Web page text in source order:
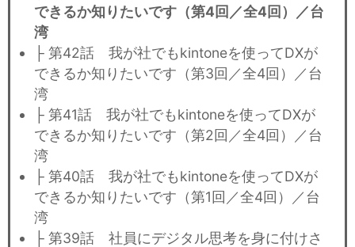
できるか知りたいです（第4回／全4回）／台
湾
├ 第42話 我が社でもkintoneを使ってDXが
できるか知りたいです（第3回／全4回）／台
湾
├ 第41話 我が社でもkintoneを使ってDXが
できるか知りたいです（第2回／全4回）／台
湾
├ 第40話 我が社でもkintoneを使ってDXが
できるか知りたいです（第1回／全4回）／台
湾
├ 第39話 社員にデジタル思考を身に付けさ